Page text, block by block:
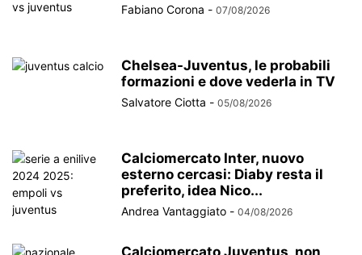
Fabiano Corona - 07/08/2026
Chelsea-Juventus, le probabili
formazioni e dove vederla in TV
Salvatore Ciotta - 05/08/2026
Calciomercato Inter, nuovo
esterno cercasi: Diaby resta il
preferito, idea Nico...
Andrea Vantaggiato - 04/08/2026